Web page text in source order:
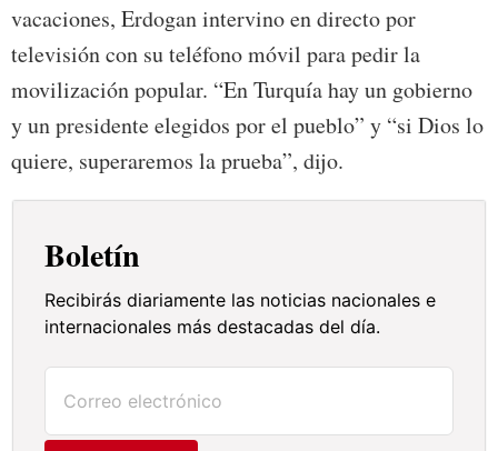
vacaciones, Erdogan intervino en directo por
televisión con su teléfono móvil para pedir la
movilización popular. “En Turquía hay un gobierno
y un presidente elegidos por el pueblo” y “si Dios lo
quiere, superaremos la prueba”, dijo.
Boletín
Recibirás diariamente las noticias nacionales e
internacionales más destacadas del día.